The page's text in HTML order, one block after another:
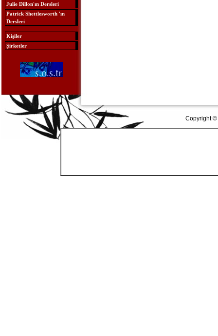
Julie Dillon'ın Dersleri
Patrick Shettlesworth 'ın
Dersleri
Kişiler
Şirketler
Copyright ©